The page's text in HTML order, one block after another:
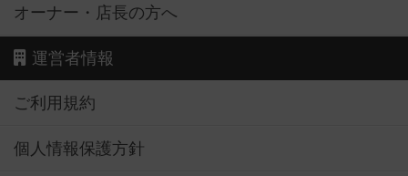
オーナー・店長の方へ
運営者情報
ご利用規約
個人情報保護方針